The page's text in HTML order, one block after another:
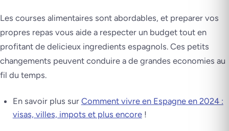
Les courses alimentaires sont abordables, et preparer vos
propres repas vous aide a respecter un budget tout en
profitant de delicieux ingredients espagnols. Ces petits
changements peuvent conduire a de grandes economies au
fil du temps.
En savoir plus sur Comment vivre en Espagne en 2024 :
visas, villes, impots et plus encore!